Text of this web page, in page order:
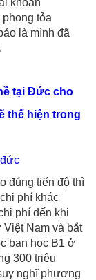
khoản
tỏa
là mình đã
tại Đức cho
thể hiện trong
đúng tiến độ thì
phí khác
phí đến khi
Việt Nam và bắt
bạn học B1 ở
300 triệu
nghĩ phương